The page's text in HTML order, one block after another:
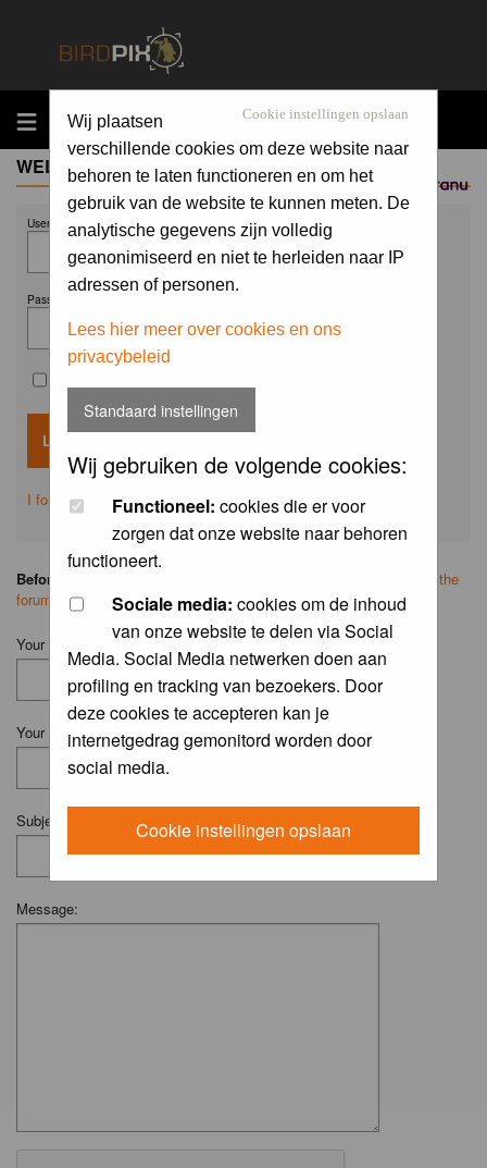
MENU
Sponsored by
Cookie instellingen opslaan
Wij plaatsen
verschillende cookies om deze website naar
behoren te laten functioneren en om het
gebruik van de website te kunnen meten. De
analytische gegevens zijn volledig
geanonimiseerd en niet te herleiden naar IP
adressen of personen.
Lees hier meer over cookies en ons
privacybeleid
Standaard instellingen
Wij gebruiken de volgende cookies:
Functioneel: cookies die er voor
zorgen dat onze website naar behoren
functioneert.
Sociale media: cookies om de inhoud
van onze website te delen via Social
Media. Social Media netwerken doen aan
profiling en tracking van bezoekers. Door
deze cookies te accepteren kan je
internetgedrag gemonitord worden door
social media.
Cookie instellingen opslaan
WELCOME GUEST
Username:
Password:
I forgot my password
Before you ask your question:
search on the
forum
first.
Your Name (Fill in your username if you have one):
Your Email:
Subject:
Message: